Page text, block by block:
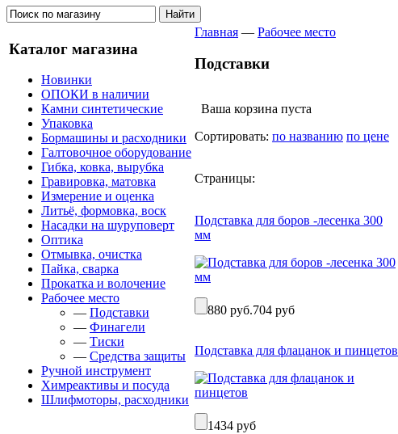
Каталог магазина
Новинки
ОПОКИ в наличии
Камни синтетические
Упаковка
Бормашины и расходники
Галтовочное оборудование
Гибка, ковка, вырубка
Гравировка, матовка
Измерение и оценка
Литьё, формовка, воск
Насадки на шуруповерт
Оптика
Отмывка, очистка
Пайка, сварка
Прокатка и волочение
Рабочее место
— Подставки
— Финагели
— Тиски
— Средства защиты
Ручной инструмент
Химреактивы и посуда
Шлифмоторы, расходники
Главная — Рабочее место
Подставки
Ваша корзина пуста
Сортировать: по названию по цене
Страницы:
Подставка для боров -лесенка 300
мм
880 руб.704 руб
Подставка для флацанок и пинцетов
1434 руб